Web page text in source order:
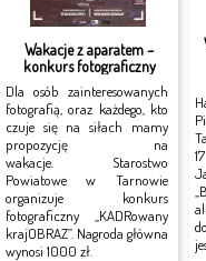
Wakacje z aparatem –
konkurs fotograficzny
Dla osób zainteresowanych
fotografią, oraz każdego, kto
czuje się na siłach mamy
propozycję na
wakacje. Starostwo
Powiatowe w Tarnowie
organizuje konkurs
fotograficzny „KADRowany
krajOBRAZ”. Nagroda główna
wynosi 1000 zł.